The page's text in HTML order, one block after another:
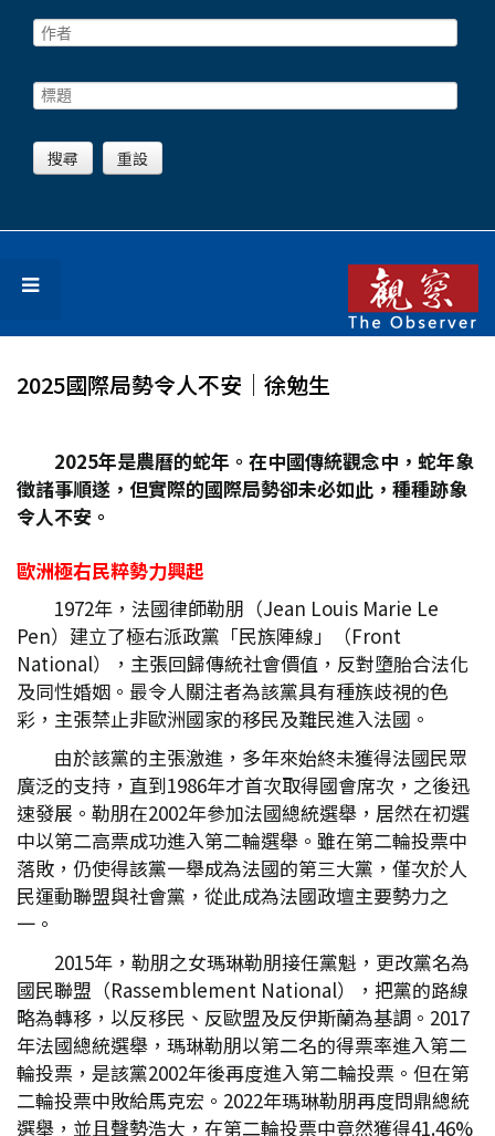
2025國際局勢令人不安│徐勉生
2025年是農曆的蛇年。在中國傳統觀念中，蛇年象
徵諸事順遂，但實際的國際局勢卻未必如此，種種跡象
令人不安。
歐洲極右民粹勢力興起
1972年，法國律師勒朋（Jean Louis Marie Le
Pen）建立了極右派政黨「民族陣線」（Front
National），主張回歸傳統社會價值，反對墮胎合法化
及同性婚姻。最令人關注者為該黨具有種族歧視的色
彩，主張禁止非歐洲國家的移民及難民進入法國。
由於該黨的主張激進，多年來始終未獲得法國民眾
廣泛的支持，直到1986年才首次取得國會席次，之後迅
速發展。勒朋在2002年參加法國總統選舉，居然在初選
中以第二高票成功進入第二輪選舉。雖在第二輪投票中
落敗，仍使得該黨一舉成為法國的第三大黨，僅次於人
民運動聯盟與社會黨，從此成為法國政壇主要勢力之
一。
2015年，勒朋之女瑪琳勒朋接任黨魁，更改黨名為
國民聯盟（Rassemblement National），把黨的路線
略為轉移，以反移民、反歐盟及反伊斯蘭為基調。2017
年法國總統選舉，瑪琳勒朋以第二名的得票率進入第二
輪投票，是該黨2002年後再度進入第二輪投票。但在第
二輪投票中敗給馬克宏。2022年瑪琳勒朋再度問鼎總統
選舉，並且聲勢浩大，在第二輪投票中竟然獲得41.46%